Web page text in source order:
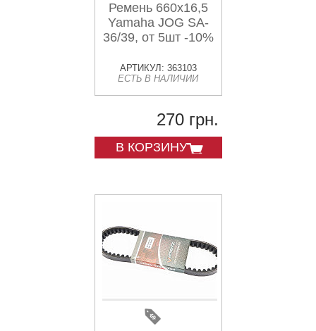
Ремень 660х16,5
Yamaha JOG SA-
36/39, от 5шт -10%
АРТИКУЛ: 363103
ЕСТЬ В НАЛИЧИИ
270 грн.
В КОРЗИНУ